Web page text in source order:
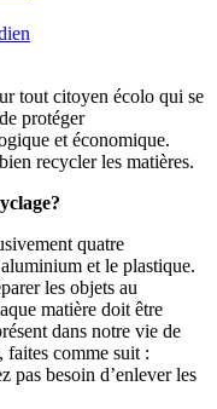
tout citoyen écolo qui se
protéger
et économique.
recycler les matières.
quatre
et le plastique.
les objets au
matière doit être
dans notre vie de
faites comme suit :
pas besoin d’enlever les